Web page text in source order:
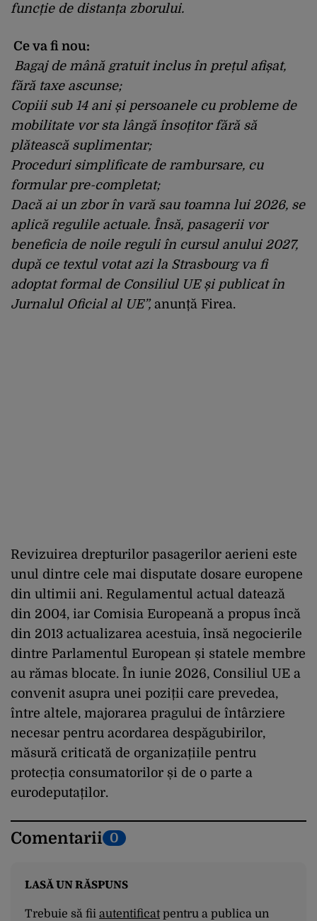
funcție de distanța zborului.
Ce va fi nou:
Bagaj de mână gratuit inclus în prețul afișat,
fără taxe ascunse;
Copiii sub 14 ani și persoanele cu probleme de
mobilitate vor sta lângă însoțitor fără să
plătească suplimentar;
Proceduri simplificate de rambursare, cu
formular pre-completat;
Dacă ai un zbor în vară sau toamna lui 2026, se
aplică regulile actuale. Însă, pasagerii vor
beneficia de noile reguli în cursul anului 2027,
după ce textul votat azi la Strasbourg va fi
adoptat formal de Consiliul UE și publicat în
Jurnalul Oficial al UE”,anunță Firea.
Revizuirea drepturilor pasagerilor aerieni este
unul dintre cele mai disputate dosare europene
din ultimii ani. Regulamentul actual datează
din 2004, iar Comisia Europeană a propus încă
din 2013 actualizarea acestuia, însă negocierile
dintre Parlamentul European și statele membre
au rămas blocate. În iunie 2026, Consiliul UE a
convenit asupra unei poziții care prevedea,
între altele, majorarea pragului de întârziere
necesar pentru acordarea despăgubirilor,
măsură criticată de organizațiile pentru
protecția consumatorilor și de o parte a
eurodeputaților.
Comentarii 0
LASĂ UN RĂSPUNS
Trebuie să fii autentificatpentru a publica un